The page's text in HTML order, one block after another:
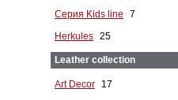
Серия Kids line
7
Herkules 25
Leather collection
Art Decor
17